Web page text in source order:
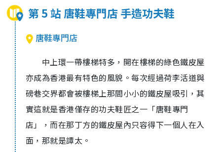
第 5 站 唐鞋專門店 手造功夫鞋
唐鞋專門店
中上環一帶樓梯特多，開在樓梯的綠色鐵皮屋
亦成為香港最有特色的風貌。每次經過荷李活道與
磅巷交界都會被樓梯上那間小小的鐵皮屋吸引，其
實這就是香港僅存的功夫鞋匠之一「唐鞋專門
店」，而在那丁方的鐵皮屋內只容得下一個人在入
面，那就是譚太。